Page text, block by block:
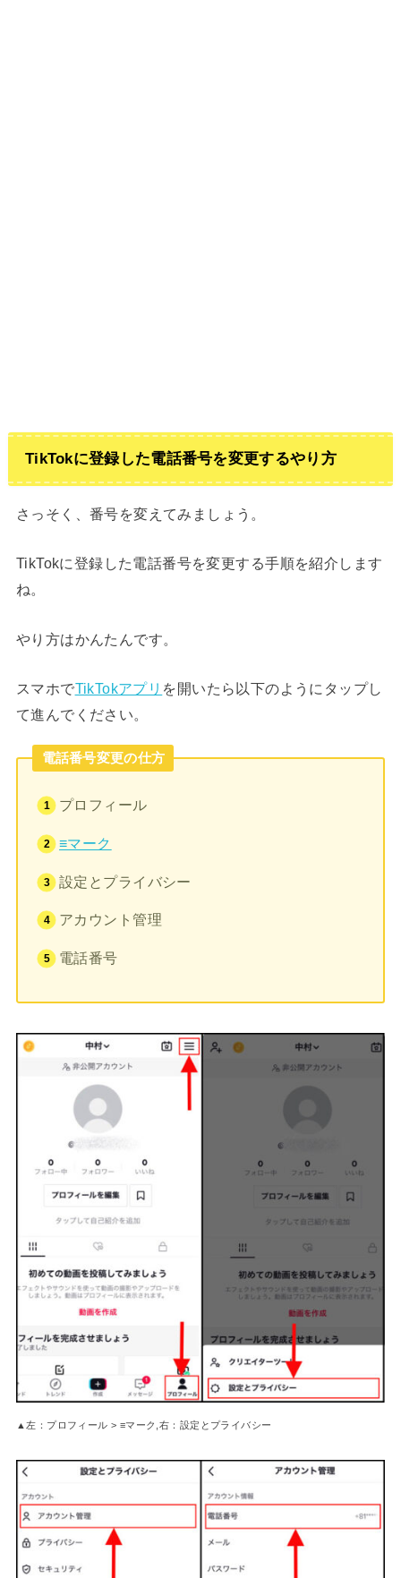
TikTokに登録した電話番号を変更するやり方
さっそく、番号を変えてみましょう。
TikTokに登録した電話番号を変更する手順を紹介します
ね。
やり方はかんたんです。
スマホでTikTokアプリ を開いたら以下のようにタップし
て進んでください。
電話番号変更の仕方
プロフィール
≡マーク
設定とプライバシー
アカウント管理
電話番号
▲左：プロフィール > ≡マーク,右：設定とプライバシー